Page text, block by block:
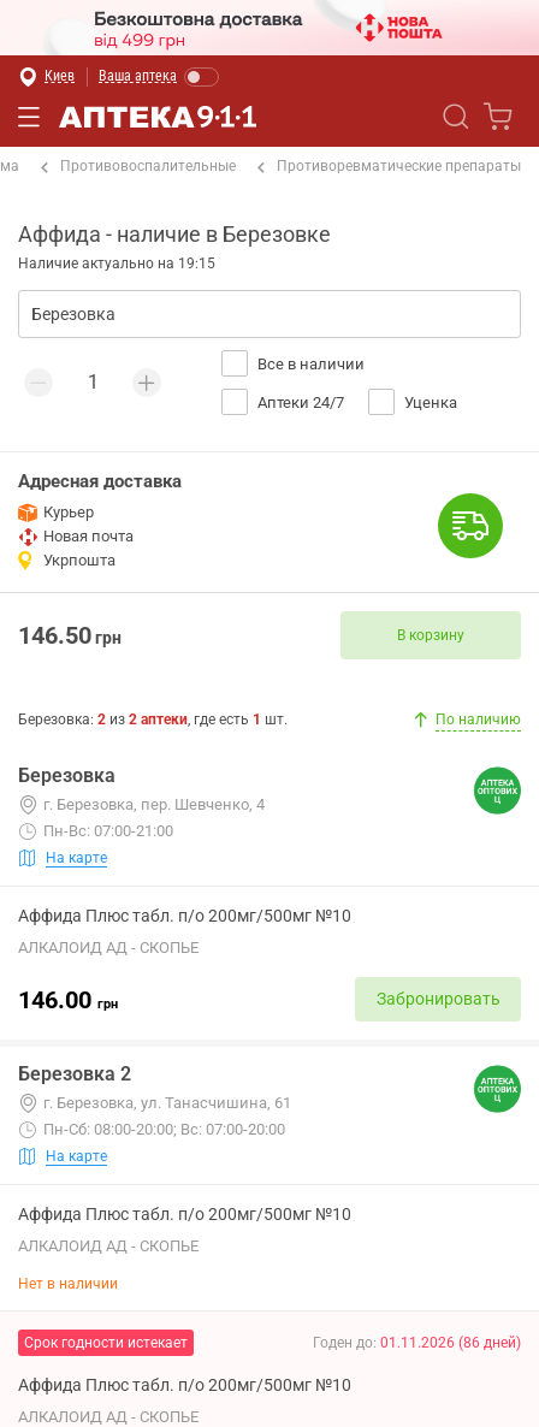
Киев Ваша аптека
Противовоспалительные Противоревматические препараты
Аффида - наличие в Березовке
Наличие актуально на 19:15
Все в наличии
Аптеки 24/7 Уценка
Адресная доставка
Курьер
Новая почта
Укрпошта
146.50грн В корзину
Березовка: 2 из 2 аптеки, где есть 1 шт. По наличию
Березовка
г. Березовка, пер. Шевченко, 4
Пн-Вс: 07:00-21:00
На карте
Аффида Плюс табл. п/о 200мг/500мг №10
АЛКАЛОИД АД - СКОПЬЕ
146.00 грн Забронировать
Березовка 2
г. Березовка, ул. Танасчишина, 61
Пн-Сб: 08:00-20:00; Вс: 07:00-20:00
На карте
Аффида Плюс табл. п/о 200мг/500мг №10
АЛКАЛОИД АД - СКОПЬЕ
Нет в наличии
Срок годности истекает Годен до: 01.11.2026 (86 дней)
Аффида Плюс табл. п/о 200мг/500мг №10
АЛКАЛОИД АД - СКОПЬЕ